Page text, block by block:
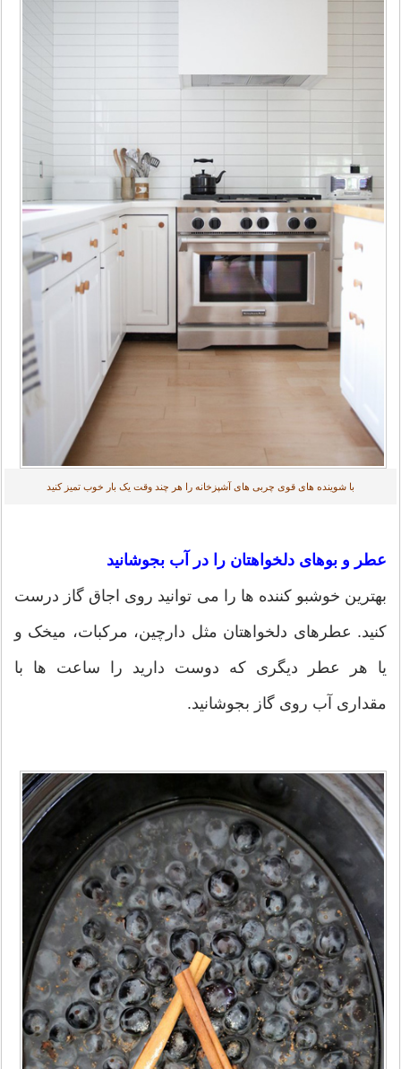
با شوینده های قوی چربی های آشپزخانه را هر چند وقت یک بار خوب تمیز کنید
عطر و بوهای دلخواهتان را در آب بجوشانید
بهترین خوشبو کننده ها را می توانید روی اجاق گاز درست
کنید. عطرهای دلخواهتان مثل دارچین، مرکبات، میخک و
یا هر عطر دیگری که دوست دارید را ساعت ها با
مقداری آب روی گاز بجوشانید.